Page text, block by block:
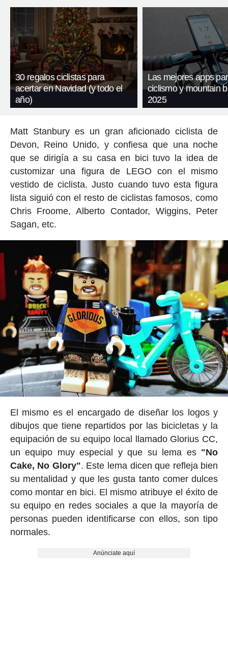
30 regalos ciclistas para
acertar en Navidad (y todo el
año)
Las mejores apps
ciclismo y mountain
2025
Matt Stanbury es un gran aficionado ciclista de
Devon, Reino Unido, y confiesa que una noche
que se dirigía a su casa en bici tuvo la idea de
customizar una figura de LEGO con el mismo
vestido de ciclista. Justo cuando tuvo esta figura
lista siguió con el resto de ciclistas famosos, como
Chris Froome, Alberto Contador, Wiggins, Peter
Sagan, etc.
El mismo es el encargado de diseñar los logos y
dibujos que tiene repartidos por las bicicletas y la
equipación de su equipo local llamado Glorius CC,
un equipo muy especial y que su lema es "No
Cake, No Glory". Este lema dicen que refleja bien
su mentalidad y que les gusta tanto comer dulces
como montar en bici. El mismo atribuye el éxito de
su equipo en redes sociales a que la mayoría de
personas pueden identificarse con ellos, son tipo
normales.
Anúnciate aquí